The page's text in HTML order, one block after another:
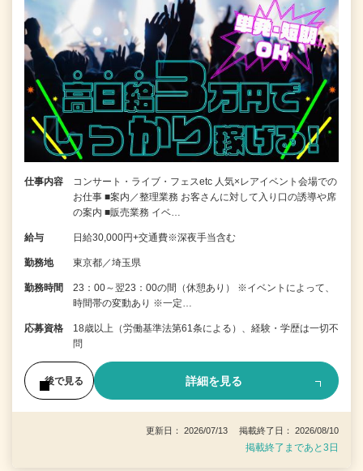
仕事内容
コンサート・ライブ・フェスetc 人気×レアイベント会場での
お仕事 ■案内／整理業務 お客さんに対して入り口の誘導や席
の案内 ■販売業務 イベ…
給与 日給30,000円+交通費※深夜手当含む
勤務地 東京都／埼玉県
勤務時間
23：00～翌23：00の間（休憩あり） ※イベントによって、
時間帯の変動あり ※一定…
応募資格
18歳以上（労働基準法第61条による）、経験・学歴は一切不
問
後で見る 詳細を見る
更新日： 2026/07/13 掲載終了日： 2026/08/10
掲載終了まであと3日